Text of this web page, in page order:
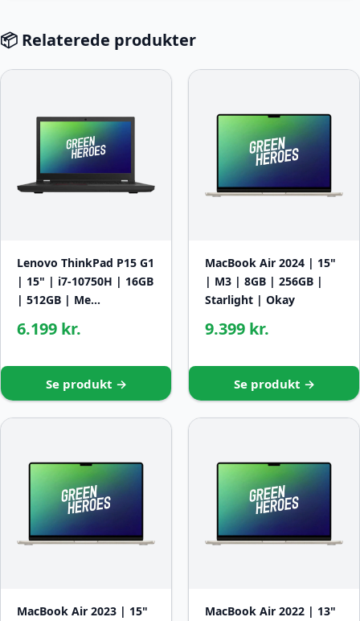
📦 Relaterede produkter
Lenovo ThinkPad P15 G1
| 15" | i7-10750H | 16GB
| 512GB | Me…
6.199 kr.
Se produkt →
MacBook Air 2024 | 15"
| M3 | 8GB | 256GB |
Starlight | Okay
9.399 kr.
Se produkt →
MacBook Air 2023 | 15"
MacBook Air 2022 | 13"